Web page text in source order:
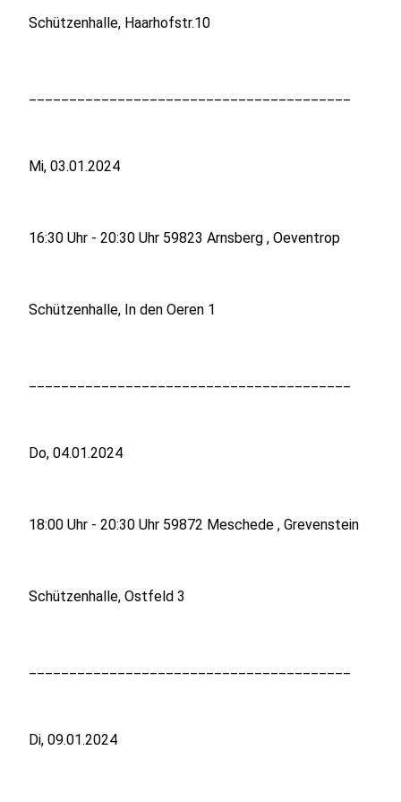
Schützenhalle, Haarhofstr.10
Mi, 03.01.2024
16:30 Uhr - 20:30 Uhr 59823 Arnsberg , Oeventrop
Schützenhalle, In den Oeren 1
Do, 04.01.2024
18:00 Uhr - 20:30 Uhr 59872 Meschede , Grevenstein
Schützenhalle, Ostfeld 3
Di, 09.01.2024